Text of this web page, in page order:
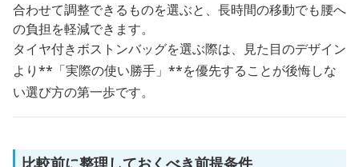
合わせて調整できるものを選ぶと、長時間の移動でも腰へ
の負担を軽減できます。
タイヤ付きボストンバッグを選ぶ際は、見た目のデザイン
より**「実際の使い勝手」**を優先することが後悔しな
い選び方の第一歩です。
比較前に整理しておくべき前提条件